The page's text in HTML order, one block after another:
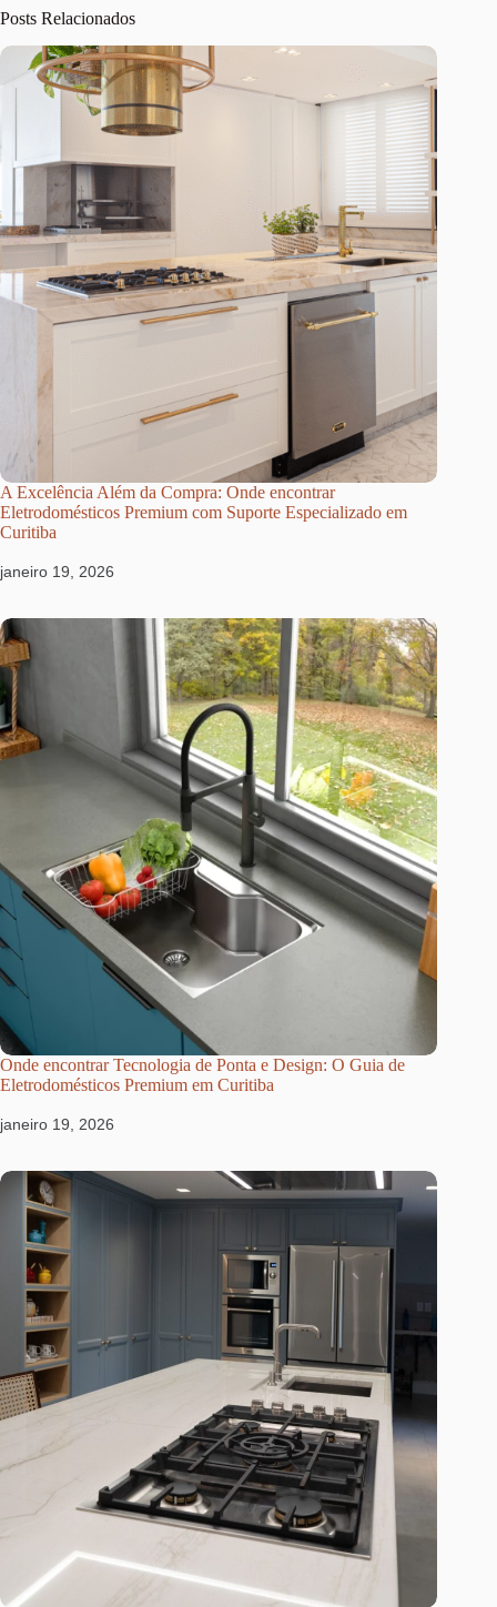
Posts Relacionados
A Excelência Além da Compra: Onde encontrar
Eletrodomésticos Premium com Suporte Especializado em
Curitiba
janeiro 19, 2026
Onde encontrar Tecnologia de Ponta e Design: O Guia de
Eletrodomésticos Premium em Curitiba
janeiro 19, 2026